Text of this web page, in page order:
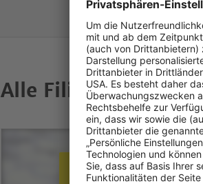
Alle Filialen
Datenschutz